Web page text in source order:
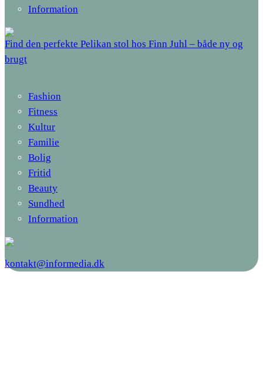
Information
Find den perfekte Pelikan stol hos Finn Juhl – både ny og
brugt
Fashion
Fitness
Kultur
Familie
Bolig
Fritid
Beauty
Sundhed
Information
kontakt@informedia.dk